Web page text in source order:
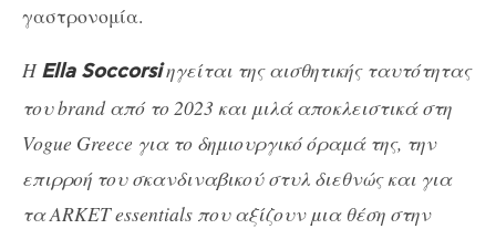
γαστρονομία.
ΗElla Soccorsiηγείται της αισθητικής ταυτότητας
του brand από το 2023 και μιλά αποκλειστικά στη
Vogue Greece για το δημιουργικό όραμά της, την
επιρροή του σκανδιναβικού στυλ διεθνώς και για
τα ARKET essentials που αξίζουν μια θέση στην